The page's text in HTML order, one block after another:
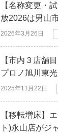
【名称変更・
放2026は男山
2026年3月26日
【市内３店舗
プロノ旭川東
2025年11月22日
【移転増床】
ト)永山店がジ